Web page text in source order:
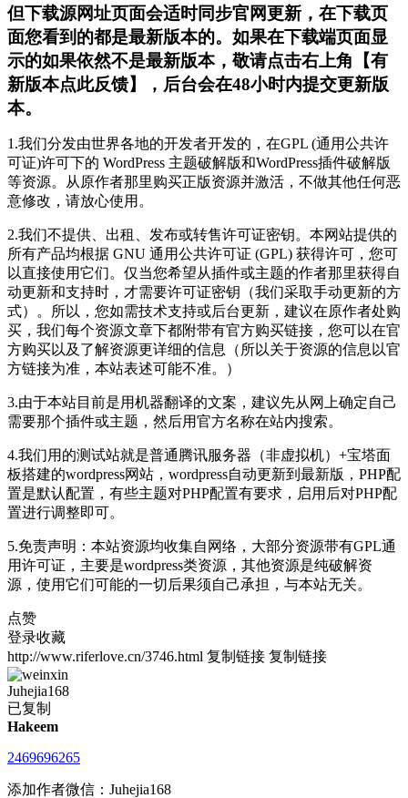
但下载源网址页面会适时同步官网更新，在下载页
面您看到的都是最新版本的。如果在下载端页面显
示的如果依然不是最新版本，敬请点击右上角【有
新版本点此反馈】，后台会在48小时内提交更新版
本。
1.我们分发由世界各地的开发者开发的，在GPL (通用公共许
可证)许可下的 WordPress 主题破解版和WordPress插件破解版
等资源。从原作者那里购买正版资源并激活，不做其他任何恶
意修改，请放心使用。
2.我们不提供、出租、发布或转售许可证密钥。本网站提供的
所有产品均根据 GNU 通用公共许可证 (GPL) 获得许可，您可
以直接使用它们。仅当您希望从插件或主题的作者那里获得自
动更新和支持时，才需要许可证密钥（我们采取手动更新的方
式）。所以，您如需技术支持或后台更新，建议在原作者处购
买，我们每个资源文章下都附带有官方购买链接，您可以在官
方购买以及了解资源更详细的信息（所以关于资源的信息以官
方链接为准，本站表述可能不准。）
3.由于本站目前是用机器翻译的文案，建议先从网上确定自己
需要那个插件或主题，然后用官方名称在站内搜索。
4.我们用的测试站就是普通腾讯服务器（非虚拟机）+宝塔面
板搭建的wordpress网站，wordpress自动更新到最新版，PHP配
置是默认配置，有些主题对PHP配置有要求，启用后对PHP配
置进行调整即可。
5.免责声明：本站资源均收集自网络，大部分资源带有GPL通
用许可证，主要是wordpress类资源，其他资源是纯破解资
源，使用它们可能的一切后果须自己承担，与本站无关。
点赞
登录收藏
http://www.riferlove.cn/3746.html 复制链接 复制链接
Juhejia168
已复制
Hakeem
2469696265
添加作者微信：Juhejia168